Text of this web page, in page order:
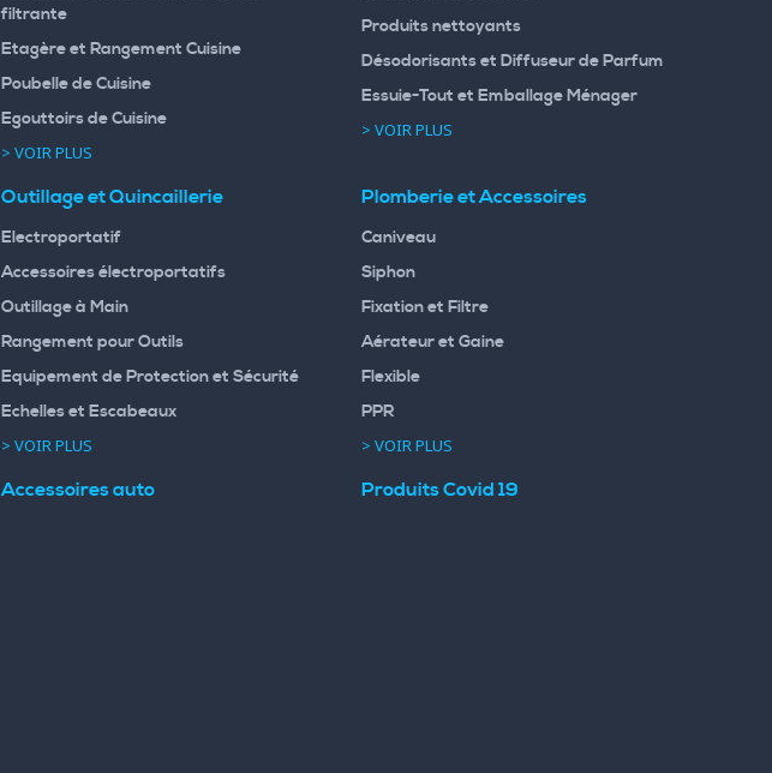
filtrante
Etagère et Rangement Cuisine
Poubelle de Cuisine
Egouttoirs de Cuisine
> VOIR PLUS
Produits nettoyants
Désodorisants et Diffuseur de Parfum
Essuie-Tout et Emballage Ménager
> VOIR PLUS
Outillage et Quincaillerie
Electroportatif
Accessoires électroportatifs
Outillage à Main
Rangement pour Outils
Equipement de Protection et Sécurité
Echelles et Escabeaux
> VOIR PLUS
Plomberie et Accessoires
Caniveau
Siphon
Fixation et Filtre
Aérateur et Gaine
Flexible
PPR
> VOIR PLUS
Accessoires auto Produits Covid 19